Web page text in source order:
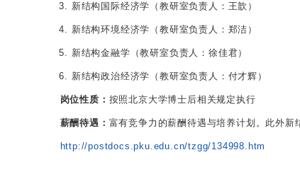
新结构国际经济学（教研室负责人：王歆）
新结构环境经济学（教研室负责人：郑洁）
新结构金融学（教研室负责人：徐佳君）
新结构政治经济学（教研室负责人：付才辉）
岗位性质： 按照北京大学博士后相关规定执行
薪酬待遇： 富有竞争力的薪酬待遇与培养计划。此外
http://postdocs.pku.edu.cn/tzgg/134998.htm